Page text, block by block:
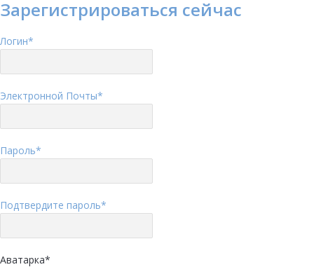
Зарегистрироваться сейчас
Логин*
Электронной Почты*
Пароль*
Подтвердите пароль*
Аватарка*